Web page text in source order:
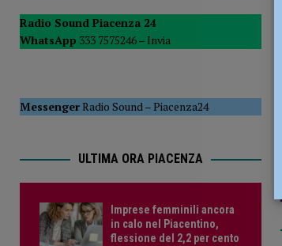
[ 5 Agosto 2026 ] Savino Orazzo è un
Radio Sound Piacenza 24
WhatsApp 333 7575246 – Invia
MessengerRadio Sound–Piacenza24
ULTIMA ORA PIACENZA
Imprese femminili ancora
in calo nel Piacentino,
flessione del 2,2 per cento